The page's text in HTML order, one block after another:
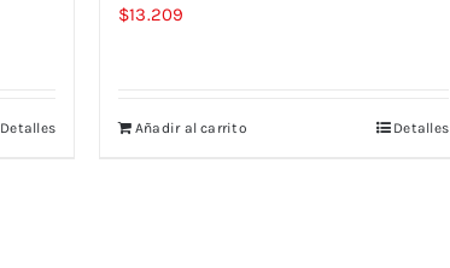
Detalles
$13.209
Añadir al carrito Detalles